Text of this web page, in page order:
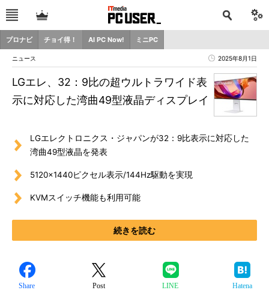
プロナビ チョイ得！ AI PC Now! ミニPC
ニュース 2025年8月1日
LGエレ、32：9比の超ウルトラワイド表
示に対応した湾曲49型液晶ディスプレイ
LGエレクトロニクス・ジャパンが32：9比表示に対応した
湾曲49型液晶を発表
5120×1440ピクセル表示/144Hz駆動を実現
KVMスイッチ機能も利用可能
続きを読む
Share Post LINE Hatena